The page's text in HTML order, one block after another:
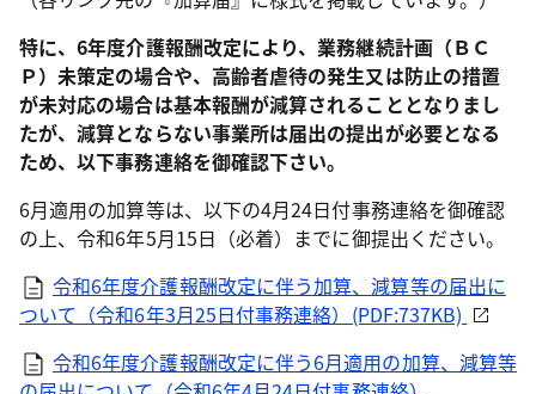
特に、6年度介護報酬改定により、業務継続計画（ＢＣ
Ｐ）未策定の場合や、高齢者虐待の発生又は防止の措置
が未対応の場合は基本報酬が減算されることとなりまし
たが、減算とならない事業所は届出の提出が必要となる
ため、以下事務連絡を御確認下さい。
6月適用の加算等は、以下の4月24日付事務連絡を御確認
の上、令和6年5月15日（必着）までに御提出ください。
令和6年度介護報酬改定に伴う加算、減算等の届出に
ついて（令和6年3月25日付事務連絡）(PDF:737KB)
令和6年度介護報酬改定に伴う6月適用の加算、減算等